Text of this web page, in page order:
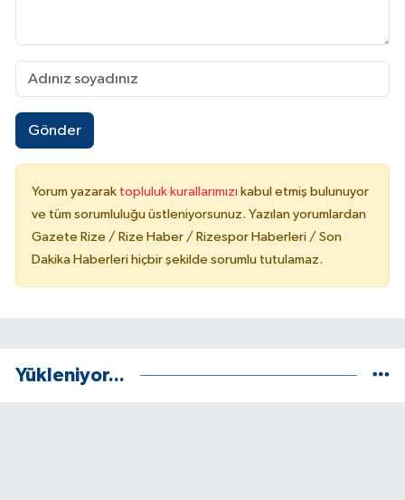
Gönder
Yorum yazarak topluluk kurallarımızı kabul etmiş bulunuyor
ve tüm sorumluluğu üstleniyorsunuz. Yazılan yorumlardan
Gazete Rize / Rize Haber / Rizespor Haberleri / Son
Dakika Haberleri hiçbir şekilde sorumlu tutulamaz.
Yükleniyor...